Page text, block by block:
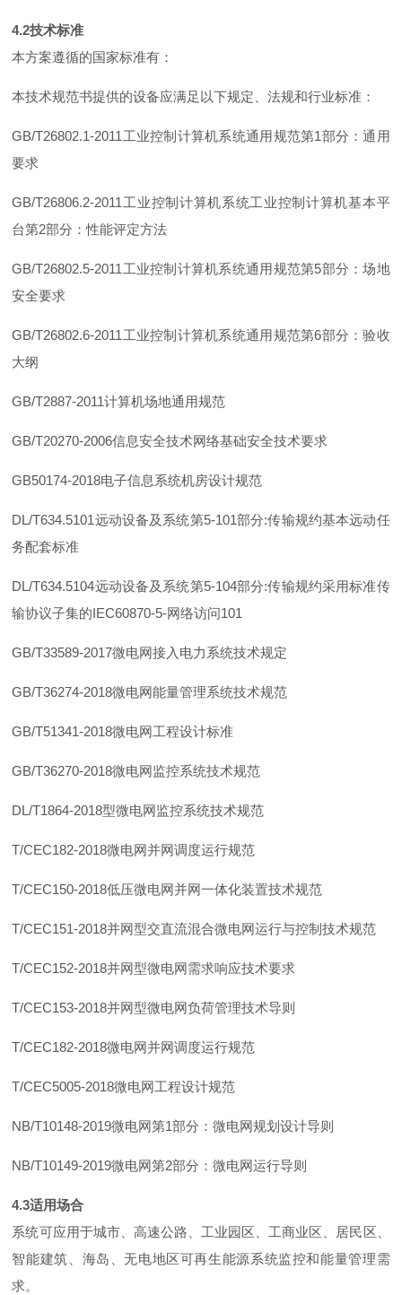
4.2技术标准
本方案遵循的国家标准有：
本技术规范书提供的设备应满足以下规定、法规和行业标准：
GB/T26802.1-2011 工业控制计算机系统通用规范第1部分：通用
要求
GB/T26806.2-2011 工业控制计算机系统工业控制计算机基本平
台第2部分：性能评定方法
GB/T26802.5-2011 工业控制计算机系统通用规范第5部分：场地
安全要求
GB/T26802.6-2011 工业控制计算机系统通用规范第6部分：验收
大纲
GB/T2887-2011计算机场地通用规范
GB/T20270-2006信息安全技术网络基础安全技术要求
GB50174-2018电子信息系统机房设计规范
DL/T634.5101远动设备及系统第5-101部分:传输规约基本远动任
务配套标准
DL/T634.5104远动设备及系统第5-104部分:传输规约采用标准传
输协议子集的IEC60870-5-网络访问101
GB/T33589-2017微电网接入电力系统技术规定
GB/T36274-2018微电网能量管理系统技术规范
GB/T51341-2018微电网工程设计标准
GB/T36270-2018微电网监控系统技术规范
DL/T1864-2018型微电网监控系统技术规范
T/CEC182-2018微电网并网调度运行规范
T/CEC150-2018低压微电网并网一体化装置技术规范
T/CEC151-2018并网型交直流混合微电网运行与控制技术规范
T/CEC152-2018并网型微电网需求响应技术要求
T/CEC153-2018并网型微电网负荷管理技术导则
T/CEC182-2018微电网并网调度运行规范
T/CEC5005-2018微电网工程设计规范
NB/T10148-2019微电网第1部分：微电网规划设计导则
NB/T10149-2019微电网第2部分：微电网运行导则
4.3适用场合
系统可应用于城市、高速公路、工业园区、工商业区、居民区、
智能建筑、海岛、无电地区可再生能源系统监控和能量管理需
求。